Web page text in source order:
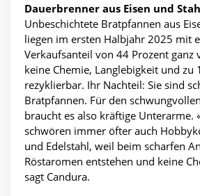
Dauerbrenner aus Eisen und
Unbeschichtete Bratpfannen aus
liegen im ersten Halbjahr 2025 mit
Verkaufsanteil von 44 Prozent ganz
keine Chemie, Langlebigkeit und zu
rezyklierbar. Ihr Nachteil: Sie sind
Bratpfannen. Für den
braucht es also kräftige Unterarme.
schwören immer öfter auch
und Edelstahl, weil beim scharfen
Röstaromen entstehen und keine
sagt Candura.